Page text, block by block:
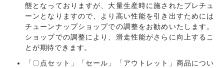
態となっておりますが、大量生産時に施されたプレチュ
ーンとなりますので、より高い性能を引き出すためには
チューンナップショップでの調整をお勧めいたします。
ショップでの調整により、滑走性能がさらに向上するこ
とが期待できます。
「〇点セット」「セール」「アウトレット」商品につい